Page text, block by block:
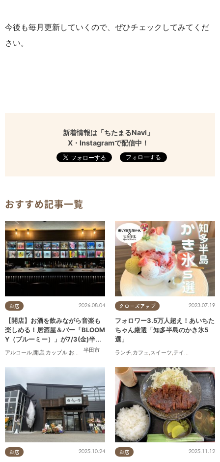
今後も毎月更新していくので、ぜひチェックしてみてくだ
さい。
新着情報は「ちたまるNavi」
X・Instagramで配信中！
フォローする
おすすめ記事一覧
お店
半田市
2026.08.04
【開店】お酒を飲みながら音楽も
楽しめる！居酒屋＆バー「BLOOM
Y（ブルーミー）」が7/3(金)半田
市でオープン
アルコール,開店,カップル,おひとりさま
クローズアップ 2023.07.19
フォロワー3.5万人超え！あいちた
ちゃん厳選「知多半島のかき氷5
選」
ランチ,カフェ,スイーツ,テイクアウト
お店 2025.10.24 お店 2025.11.12